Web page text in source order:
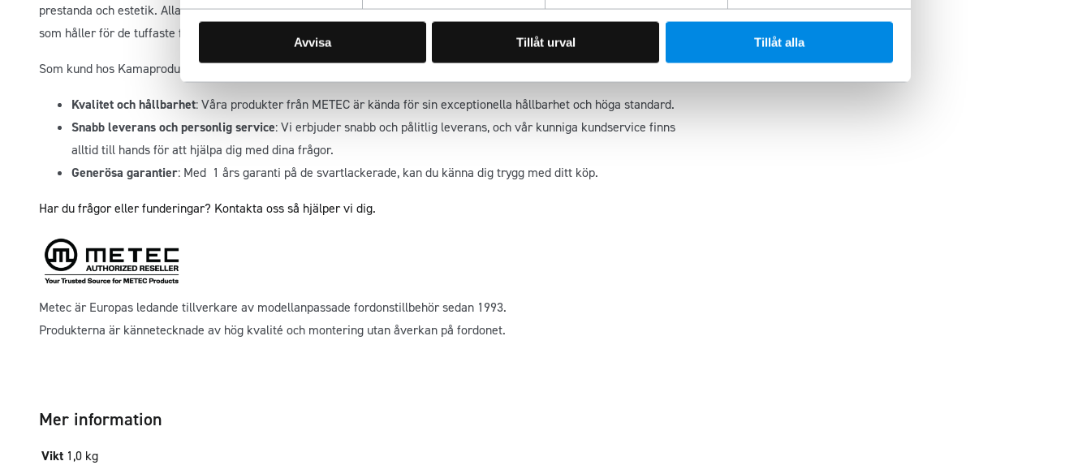
Avvisa Tillåt urval Tillåt alla
prestanda och estetik. Alla METEC-produkter genomgår strikta kvalitetskontroller, vilket garanterar att du får en produkt
som håller för de tuffaste förhållanden.
Som kund hos Kamaprodukter kan du förvänta dig:
Kvalitet och hållbarhet: Våra produkter från METEC är kända för sin exceptionella hållbarhet och höga standard.
Snabb leverans och personlig service: Vi erbjuder snabb och pålitlig leverans, och vår kunniga kundservice finns
alltid till hands för att hjälpa dig med dina frågor.
Generösa garantier: Med 1 års garanti på de svartlackerade, kan du känna dig trygg med ditt köp.
Har du frågor eller funderingar? Kontakta oss så hjälper vi dig.
Metec är Europas ledande tillverkare av modellanpassade fordonstillbehör sedan 1993.
Produkterna är kännetecknade av hög kvalité och montering utan åverkan på fordonet.
Mer information
Vikt 1,0 kg